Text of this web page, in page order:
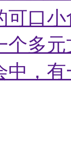
可口
个多
中，